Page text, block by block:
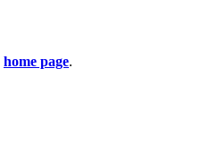
home page.